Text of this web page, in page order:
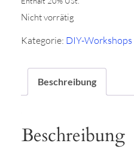
Nicht vorrätig
Kategorie: DIY-Workshops
Beschreibung
Beschreibung